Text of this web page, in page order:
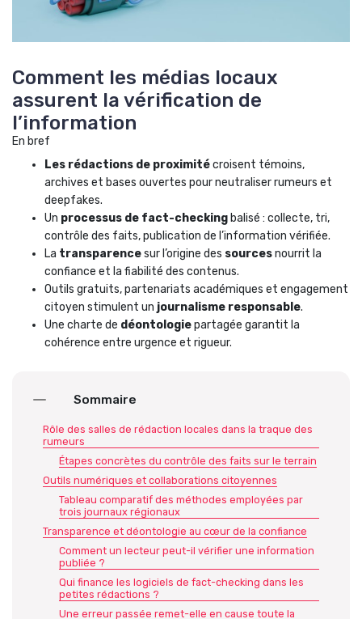
Comment les médias locaux
assurent la vérification de
l’information
En bref
Les rédactions de proximitécroisent témoins,
archives et bases ouvertes pour neutraliser rumeurs et
deepfakes.
Un processus de fact-checking balisé : collecte, tri,
contrôle des faits, publication de l’information vérifiée.
La transparencesur l’origine des sourcesnourrit la
confiance et la fiabilité des contenus.
Outils gratuits, partenariats académiques et engagement
citoyen stimulent un journalisme responsable.
Une charte de déontologiepartagée garantit la
cohérence entre urgence et rigueur.
Sommaire
Rôle des salles de rédaction locales dans la traque des
rumeurs
Étapes concrètes du contrôle des faits sur le terrain
Outils numériques et collaborations citoyennes
Tableau comparatif des méthodes employées par
trois journaux régionaux
Transparence et déontologie au cœur de la confiance
Comment un lecteur peut-il vérifier une information
publiée ?
Qui finance les logiciels de fact-checking dans les
petites rédactions ?
Une erreur passée remet-elle en cause toute la